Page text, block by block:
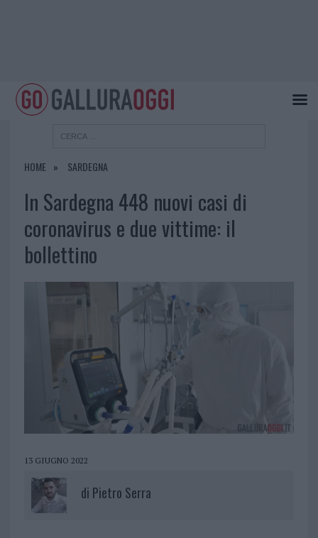
HOME SARDEGNA
In Sardegna 448 nuovi casi di
coronavirus e due vittime: il
bollettino
13 GIUGNO 2022
di Pietro Serra